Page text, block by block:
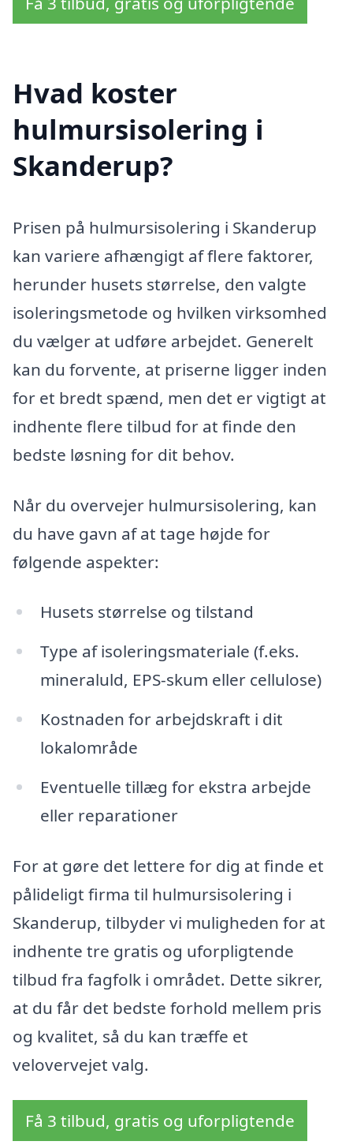
Hvad koster
hulmursisolering i
Skanderup?
Prisen på hulmursisolering i Skanderup
kan variere afhængigt af flere faktorer,
herunder husets størrelse, den valgte
isoleringsmetode og hvilken virksomhed
du vælger at udføre arbejdet. Generelt
kan du forvente, at priserne ligger inden
for et bredt spænd, men det er vigtigt at
indhente flere tilbud for at finde den
bedste løsning for dit behov.
Når du overvejer hulmursisolering, kan
du have gavn af at tage højde for
følgende aspekter:
Husets størrelse og tilstand
Type af isoleringsmateriale (f.eks.
mineraluld, EPS-skum eller cellulose)
Kostnaden for arbejdskraft i dit
lokalområde
Eventuelle tillæg for ekstra arbejde
eller reparationer
For at gøre det lettere for dig at finde et
pålideligt firma til hulmursisolering i
Skanderup, tilbyder vi muligheden for at
indhente tre gratis og uforpligtende
tilbud fra fagfolk i området. Dette sikrer,
at du får det bedste forhold mellem pris
og kvalitet, så du kan træffe et
velovervejet valg.
Få 3 tilbud, gratis og uforpligtende